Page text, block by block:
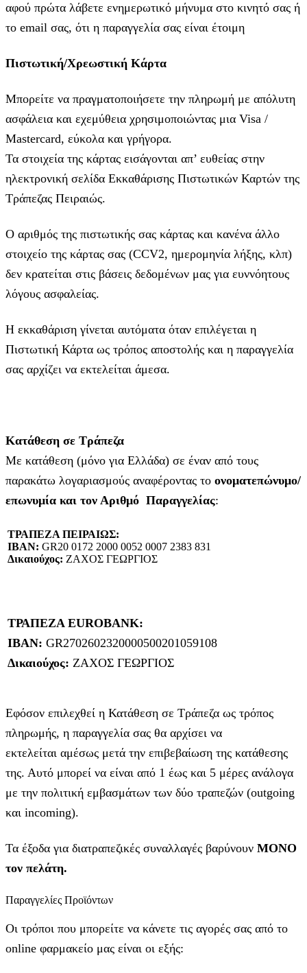
αφού πρώτα λάβετε ενημερωτικό μήνυμα στο κινητό σας ή
το email σας, ότι η παραγγελία σας είναι έτοιμη
Πιστωτική/Χρεωστική Κάρτα
Μπορείτε να πραγματοποιήσετε την πληρωμή με απόλυτη
ασφάλεια και εχεμύθεια χρησιμοποιώντας μια Visa /
Mastercard, εύκολα και γρήγορα.
Τα στοιχεία της κάρτας εισάγoνται απ’ ευθείας στην
ηλεκτρονική σελίδα Εκκαθάρισης Πιστωτικών Καρτών της
Τράπεζας Πειραιώς.
Ο αριθμός της πιστωτικής σας κάρτας και κανένα άλλο
στοιχείο της κάρτας σας (CCV2, ημερομηνία λήξης, κλπ)
δεν κρατείται στις βάσεις δεδομένων μας για ευννόητους
λόγους ασφαλείας.
Η εκκαθάριση γίνεται αυτόματα όταν επιλέγεται η
Πιστωτική Κάρτα ως τρόπος αποστολής και η παραγγελία
σας αρχίζει να εκτελείται άμεσα.
Κατάθεση σε Τράπεζα
Με κατάθεση (μόνο για Ελλάδα) σε έναν από τους
παρακάτω λογαριασμούς αναφέροντας το ονοματεπώνυμο/
επωνυμία και τον Αριθμό Παραγγελίας:
ΤΡΑΠΕΖΑ ΠΕΙΡΑΙΩΣ:
IBAN: GR20 0172 2000 0052 0007 2383 831
Δικαιούχος: ΖΑΧΟΣ ΓΕΩΡΓΙΟΣ
ΤΡΑΠΕΖΑ EUROBANK:
IBAN: GR2702602320000500201059108
Δικαιούχος: ΖΑΧΟΣ ΓΕΩΡΓΙΟΣ
Εφόσον επιλεχθεί η Κατάθεση σε Τράπεζα ως τρόπος
πληρωμής, η παραγγελία σας θα αρχίσει να
εκτελείται αμέσως μετά την επιβεβαίωση της κατάθεσης
της. Αυτό μπορεί να είναι από 1 έως και 5 μέρες ανάλογα
με την πολιτική εμβασμάτων των δύο τραπεζών (outgoing
και incoming).
Τα έξοδα για διατραπεζικές συναλλαγές βαρύνουν MONO
τον πελάτη.
Παραγγελίες Προϊόντων
Οι τρόποι που μπορείτε να κάνετε τις αγορές σας από το
online φαρμακείο μας είναι οι εξής: